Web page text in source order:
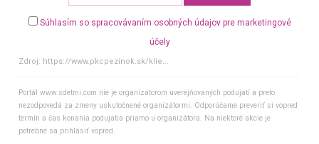
Súhlasím so spracovávaním osobných údajov pre marketingové
účely
Zdroj: https://www.pkcpezinok.sk/klie...
Portál www.sdetmi.com nie je organizátorom uverejňovaných podujatí a preto
nezodpovedá za zmeny uskutočnené organizátormi. Odporúčame preveriť si vopred
termín a čas konania podujatia priamo u organizátora. Na niektoré akcie je
potrebné sa prihlásiť vopred.